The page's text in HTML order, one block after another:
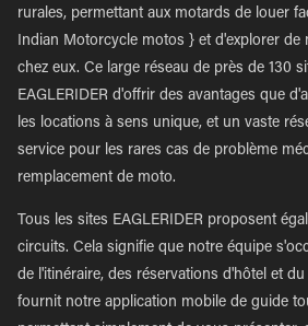
rurales, permettant aux motards de louer
Indian Motorcycle motos } et d'explorer de
chez eux. Ce large réseau de près de 130
EAGLERIDER d'offrir des avantages que
les locations à sens unique, et un vaste
service pour les rares cas de problème
remplacement de moto.
Tous les sites EAGLERIDER proposent
circuits. Cela signifie que notre équipe
de l'itinéraire, des réservations d'hôtel et
fournit notre application mobile de guide